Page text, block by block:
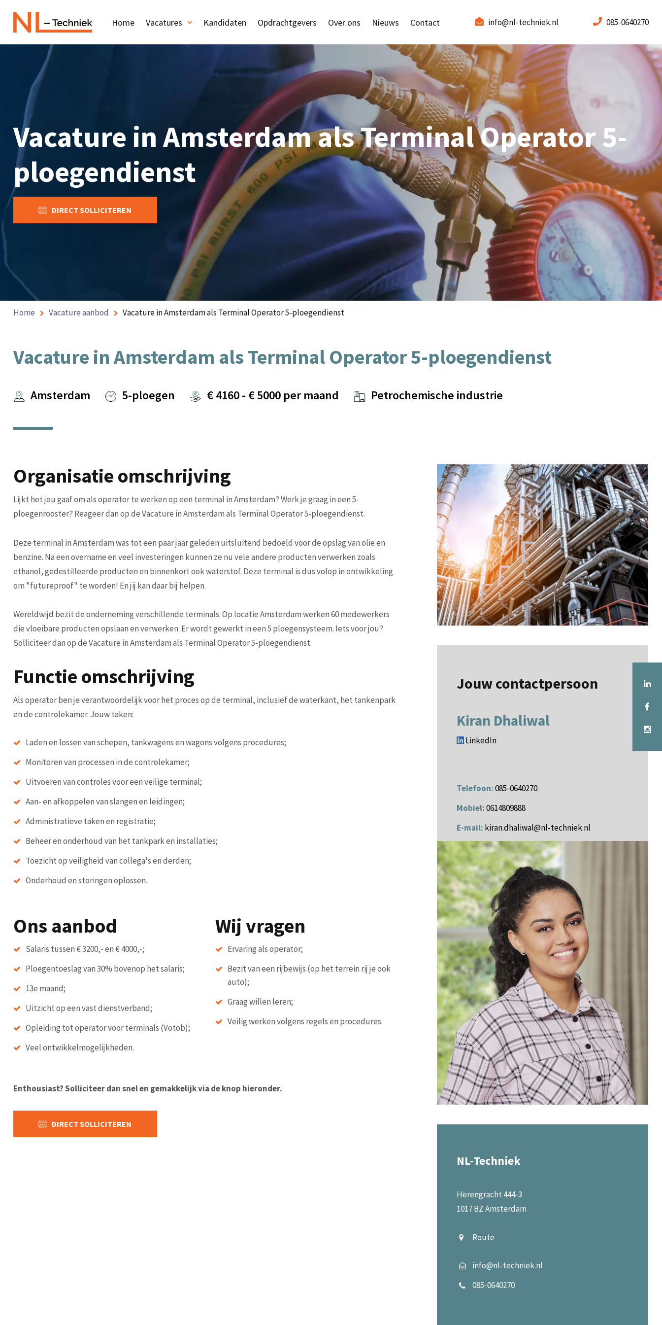
Home Vacatures Kandidaten Opdrachtgevers Over ons Nieuws Contact info@nl-techniek.nl 085-0640270
Vacature in Amsterdam als Terminal Operator 5-
ploegendienst
DIRECT SOLLICITEREN
Home Vacature aanbod Vacature in Amsterdam als Terminal Operator 5-ploegendienst
Vacature in Amsterdam als Terminal Operator 5-ploegendienst
Amsterdam 5-ploegen €4160- €5000 per maand Petrochemische industrie
Organisatie omschrijving
Lijkt het jou gaaf om als operator te werken op een terminal in Amsterdam? Werk je graag in een 5-
ploegenrooster? Reageer dan op de Vacature in Amsterdam als Terminal Operator 5-ploegendienst.
Deze terminal in Amsterdam was tot een paar jaar geleden uitsluitend bedoeld voor de opslag van olie en
benzine. Na een overname en veel investeringen kunnen ze nu vele andere producten verwerken zoals
ethanol, gedestilleerde producten en binnenkort ook waterstof. Deze terminal is dus volop in ontwikkeling
om "futureproof" te worden! En jij kan daar bij helpen.
Wereldwijd bezit de onderneming verschillende terminals. Op locatie Amsterdam werken 60 medewerkers
die vloeibare producten opslaan en verwerken. Er wordt gewerkt in een 5 ploegensysteem. Iets voor jou?
Solliciteer dan op de Vacature in Amsterdam als Terminal Operator 5-ploegendienst.
Functie omschrijving
Als operator ben je verantwoordelijk voor het proces op de terminal, inclusief de waterkant, het tankenpark
en de controlekamer. Jouw taken:
Laden en lossen van schepen, tankwagens en wagons volgens procedures;
Monitoren van processen in de controlekamer;
Uitvoeren van controles voor een veilige terminal;
Aan- en afkoppelen van slangen en leidingen;
Administratieve taken en registratie;
Beheer en onderhoud van het tankpark en installaties;
Toezicht op veiligheid van collega's en derden;
Onderhoud en storingen oplossen.
Ons aanbod
Salaris tussen € 3200,- en € 4000,-;
Ploegentoeslag van 30% bovenop het salaris;
13e maand;
Uitzicht op een vast dienstverband;
Opleiding tot operator voor terminals (Votob);
Veel ontwikkelmogelijkheden.
Wij vragen
Ervaring als operator;
Bezit van een rijbewijs (op het terrein rij je ook
auto);
Graag willen leren;
Veilig werken volgens regels en procedures.
Enthousiast? Solliciteer dan snel en gemakkelijk via de knop hieronder.
DIRECT SOLLICITEREN
Jouw contactpersoon
Kiran Dhaliwal
LinkedIn
Telefoon:085-0640270
Mobiel:0614809888
E-mail: kiran.dhaliwal@nl-techniek.nl
NL-Techniek
Herengracht 444-3
1017 BZ Amsterdam
Route
info@nl-techniek.nl
085-0640270